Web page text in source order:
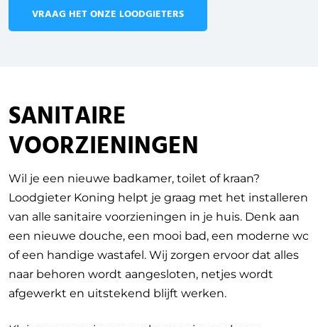
VRAAG HET ONZE LOODGIETERS
SANITAIRE
VOORZIENINGEN
Wil je een nieuwe badkamer, toilet of kraan?
Loodgieter Koning helpt je graag met het installeren
van alle sanitaire voorzieningen in je huis. Denk aan
een nieuwe douche, een mooi bad, een moderne wc
of een handige wastafel. Wij zorgen ervoor dat alles
naar behoren wordt aangesloten, netjes wordt
afgewerkt en uitstekend blijft werken.